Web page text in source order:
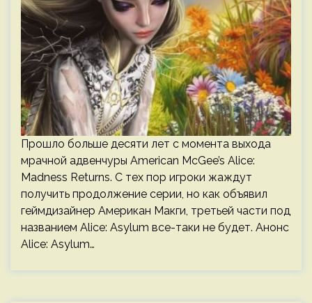
Прошло больше десяти лет с момента выхода
мрачной адвенчуры American McGee’s Alice:
Madness Returns. С тех пор игроки жаждут
получить продолжение серии, но как объявил
геймдизайнер Американ Макги, третьей части под
названием Alice: Asylum все-таки не будет. Анонс
Alice: Asylum…